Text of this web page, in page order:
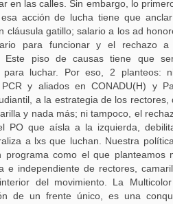
en las calles. Sin embargo, lo
acción de lucha tiene que
cláusula gatillo; salario a los ad
para funcionar y el rechazo a
Este piso de causas tiene que
para luchar. Por eso, 2 planteos:
y aliados en CONADU(H) y
a la estrategia de los rectores,
y nada más; ni tampoco, el
PO que aísla a la izquierda,
a lxs que luchan. Nuestra
como el que planteamos
e independiente de rectores,
del movimiento. La
de un frente único, es una